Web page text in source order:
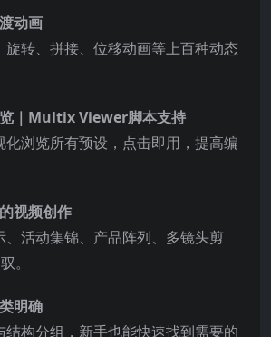
动画
旋转、拼接、位移动画等上百种动态
｜Multix Viewer脚本支持
化浏览所有预设，点击即用，提高编
视频创作
、活动集锦、产品阵列、多镜头剪
。
明确
结构分组，新手也能快速找到需要的